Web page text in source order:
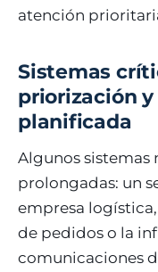
atención
Sistemas
priorización
planificada
Algunos sistemas
prolongadas: un
empresa
de pedidos o la
comunicaciones